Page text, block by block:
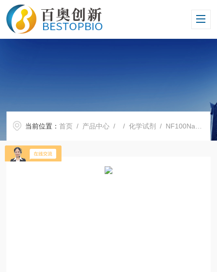
当前位置：首页 / 产品中心 / /化学试剂 / NF100NanoFect™转染试剂